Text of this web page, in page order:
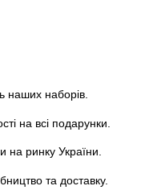
наших наборів.
на всі подарунки.
на ринку України.
та доставку.